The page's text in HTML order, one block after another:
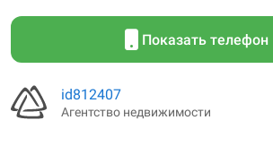
Показать телефон
id812407
Агентство недвижимости